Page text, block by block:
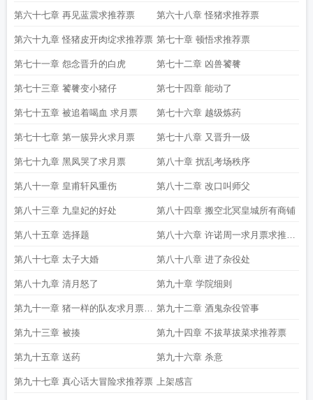
第六十七章 再见蓝震求推荐票 第六十八章 怪猪求推荐票
第六十九章 怪猪皮开肉绽求推荐票 第七十章 顿悟求推荐票
第七十一章 怨念晋升的白虎 第七十二章 凶兽饕餮
第七十三章 饕餮变小猪仔 第七十四章 能动了
第七十五章 被追着喝血 求月票 第七十六章 越级炼药
第七十七章 第一簇异火求月票 第七十八章 又晋升一级
第七十九章 黑凤哭了求月票 第八十章 扰乱考场秩序
第八十一章 皇甫轩风重伤 第八十二章 改口叫师父
第八十三章 九皇妃的好处 第八十四章 搬空北冥皇城所有商铺
第八十五章 选择题 第八十六章 许诺周一求月票求推荐
票
第八十七章 太子大婚 第八十八章 进了杂役处
第八十九章 清月怒了 第九十章 学院细则
第九十一章 猪一样的队友求月票求
推荐票
第九十二章 酒鬼杂役管事
第九十三章 被揍 第九十四章 不拔草拔菜求推荐票
第九十五章 送药 第九十六章 杀意
第九十七章 真心话大冒险求推荐票 上架感言